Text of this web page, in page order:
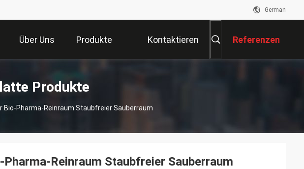
German
Über Uns Produkte Kontaktieren Referenzen
Produkte
Bio-Pharma-Reinraum Staubfreier Sauberraum
Reinraum Staubfreier Sauberraum